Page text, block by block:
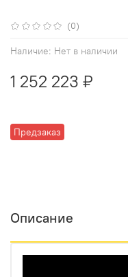
(0)
Наличие: Нет в наличии
Предзаказ
1 252 223 ₽
Описание